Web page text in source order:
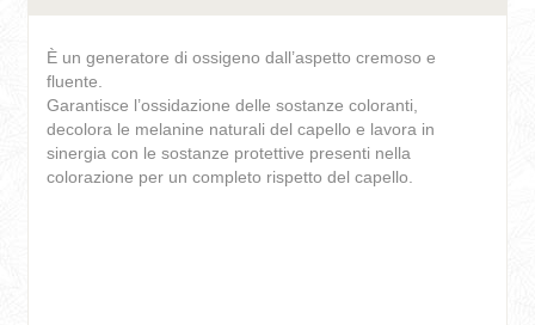
È un generatore di ossigeno dall’aspetto cremoso e
fluente.
Garantisce l’ossidazione delle sostanze coloranti,
decolora le melanine naturali del capello e lavora in
sinergia con le sostanze protettive presenti nella
colorazione per un completo rispetto del capello.